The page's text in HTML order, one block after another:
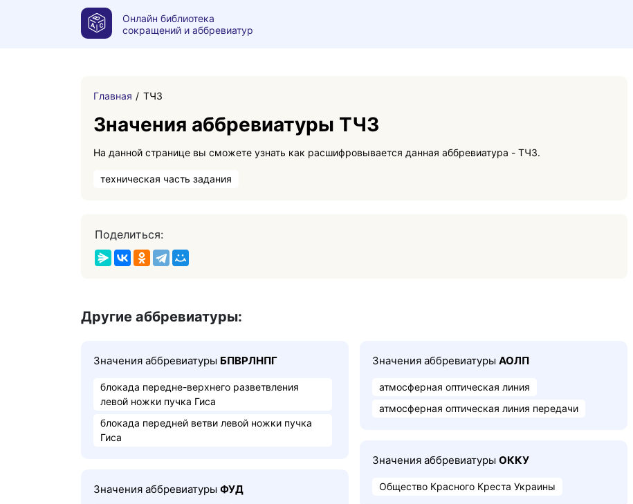
Онлайн библиотека
сокращений и аббревиатур
Главная ТЧЗ
Значения аббревиатуры ТЧЗ
На данной странице вы сможете узнать как расшифровывается данная аббревиатура - ТЧЗ.
техническая часть задания
Поделиться:
Другие аббревиатуры:
Значения аббревиатуры БПВРЛНПГ
блокада передне-верхнего разветвления
левой ножки пучка Гиса
блокада передней ветви левой ножки пучка
Гиса
Значения аббревиатуры ФУД
Значения аббревиатуры АОЛП
атмосферная оптическая линия
атмосферная оптическая линия передачи
Значения аббревиатуры ОККУ
Общество Красного Креста Украины